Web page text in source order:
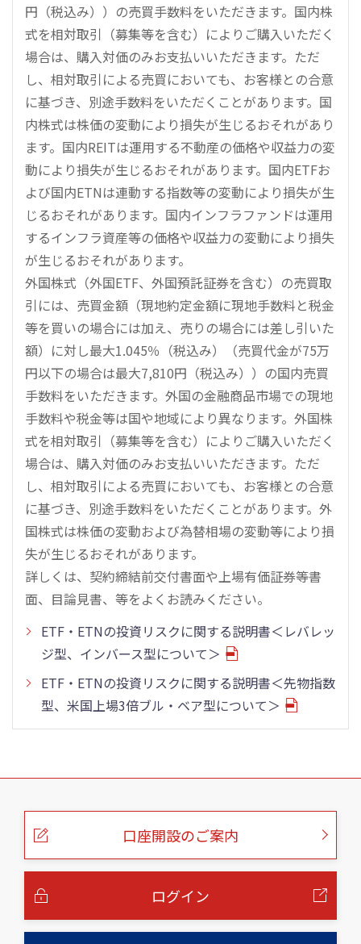
円（税込み））の売買手数料をいただきます。国内株
式を相対取引（募集等を含む）によりご購入いただく
場合は、購入対価のみお支払いいただきます。ただ
し、相対取引による売買においても、お客様との合意
に基づき、別途手数料をいただくことがあります。国
内株式は株価の変動により損失が生じるおそれがあり
ます。国内REITは運用する不動産の価格や収益力の変
動により損失が生じるおそれがあります。国内ETFお
よび国内ETNは連動する指数等の変動により損失が生
じるおそれがあります。国内インフラファンドは運用
するインフラ資産等の価格や収益力の変動により損失
が生じるおそれがあります。
外国株式（外国ETF、外国預託証券を含む）の売買取
引には、売買金額（現地約定金額に現地手数料と税金
等を買いの場合には加え、売りの場合には差し引いた
額）に対し最大1.045％（税込み）（売買代金が75万
円以下の場合は最大7,810円（税込み））の国内売買
手数料をいただきます。外国の金融商品市場での現地
手数料や税金等は国や地域により異なります。外国株
式を相対取引（募集等を含む）によりご購入いただく
場合は、購入対価のみお支払いいただきます。ただ
し、相対取引による売買においても、お客様との合意
に基づき、別途手数料をいただくことがあります。外
国株式は株価の変動および為替相場の変動等により損
失が生じるおそれがあります。
詳しくは、契約締結前交付書面や上場有価証券等書
面、目論見書、等をよくお読みください。
ETF・ETNの投資リスクに関する説明書＜レバレッ
ジ型、インバース型について＞
ETF・ETNの投資リスクに関する説明書＜先物指数
型、米国上場3倍ブル・ベア型について＞
こ
口座開設のご案内
ログイン